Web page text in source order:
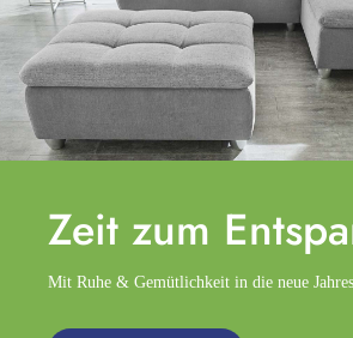
Zeit zum
Mit Ruhe & Gemütlichkeit in die neue